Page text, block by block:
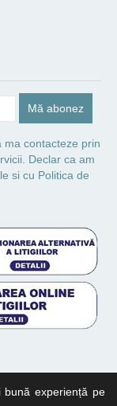
ma contacteze prin
Declar ca am
si cu Politica de
bună experiență pe